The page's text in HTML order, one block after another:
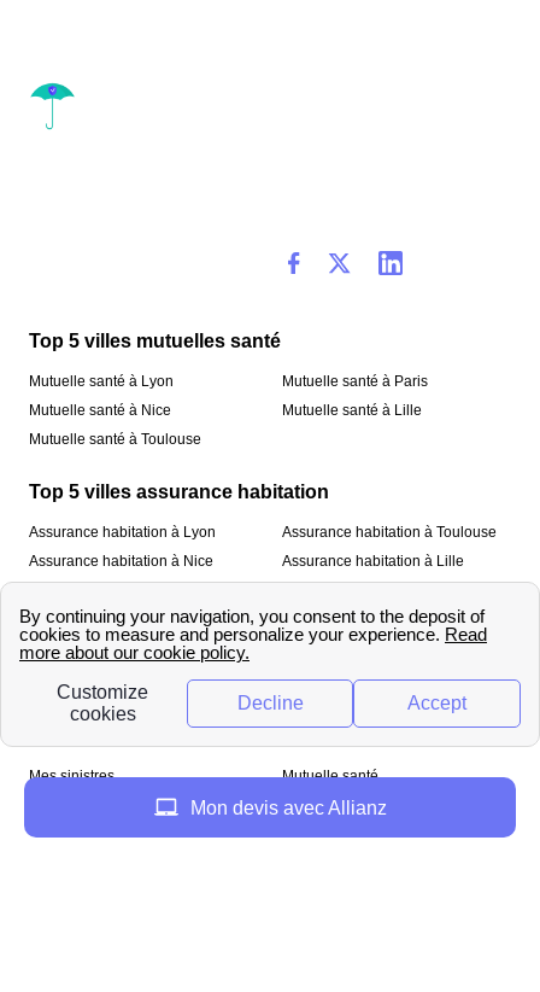
Top 5 villes mutuelles santé
Mutuelle santé à Lyon
Mutuelle santé à Nice
Mutuelle santé à Toulouse
Mutuelle santé à Paris
Mutuelle santé à Lille
Top 5 villes assurance habitation
Assurance habitation à Lyon
Assurance habitation à Nice
Assurance habitation à Toulouse
Assurance habitation à Lille
À propos
Qui sommes-nous ? Mentions légales
Mes sinistres
Assurance habitation
Mutuelle santé
Mon devis avec Allianz